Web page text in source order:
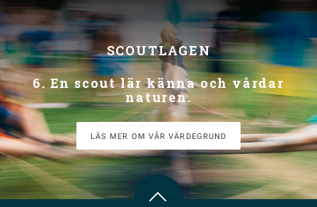
SCOUTLAGEN
6. En scout lär känna och vårdar
naturen.
LÄS MER OM VÅR VÄRDEGRUND